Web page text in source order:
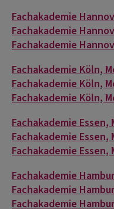
Fachakademie
Fachakademie
Fachakademie
Fachakademie Köln,
Fachakademie Köln,
Fachakademie Köln,
Fachakademie Essen,
Fachakademie Essen,
Fachakademie Essen,
Fachakademie
Fachakademie
Fachakademie